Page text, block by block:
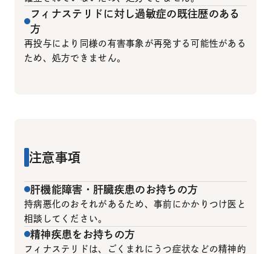
フィナステリドに対し過敏症の既往歴のある
方
再投与により同様の有害事象が再発する可能性がある
ため、処方できません。
注意事項
肝機能障害・肝臓疾患のお持ちの方
持病悪化のおそれがあるため、事前にかかりつけ医と
相談してください。
精神疾患をお持ちの方
フィナステリドは、ごくまれにうつ症状などの精神的